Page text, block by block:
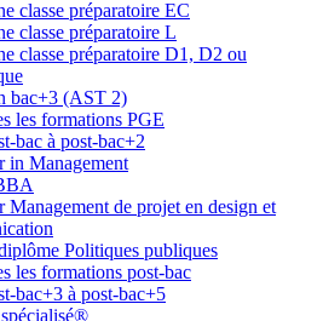
classe préparatoire EC
classe préparatoire L
classe préparatoire D1, D2 ou
bac+3 (AST 2)
les formations PGE
bac à post-bac+2
in Management
Management de projet en design et
Politiques publiques
les formations post-bac
bac+3 à post-bac+5